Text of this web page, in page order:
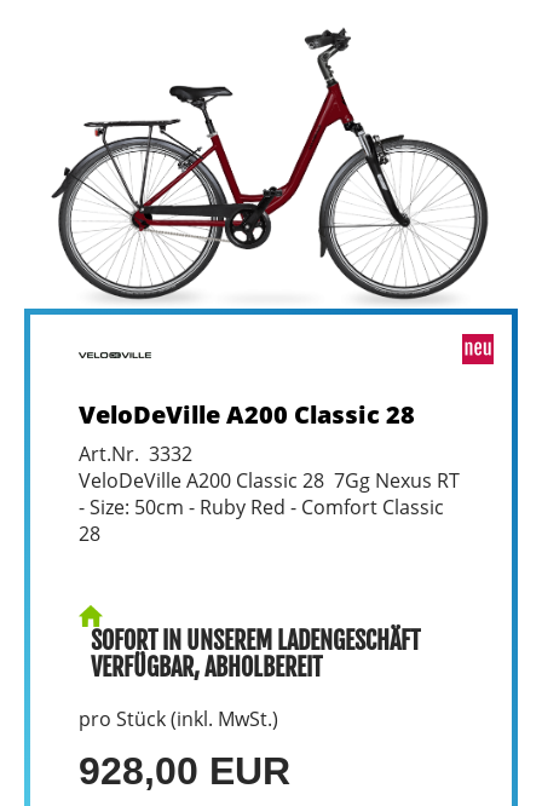
VeloDeVille A200 Classic 28
Art.Nr. 3332
VeloDeVille A200 Classic 28 7Gg Nexus RT
- Size: 50cm - Ruby Red - Comfort Classic
28
SOFORT IN UNSEREM LADENGESCHÄFT
VERFÜGBAR, ABHOLBEREIT
pro Stück (inkl. MwSt.)
928,00 EUR